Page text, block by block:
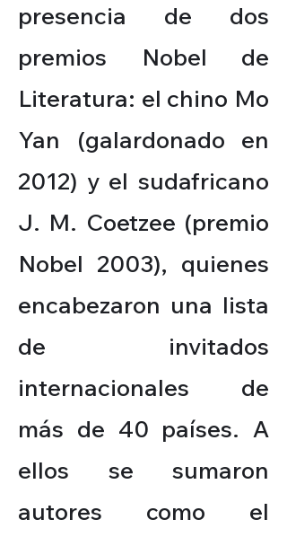
presencia de dos
premios Nobel de
Literatura: el chino Mo
Yan (galardonado en
2012) y el sudafricano
J. M. Coetzee (premio
Nobel 2003), quienes
encabezaron una lista
de invitados
internacionales de
más de 40 países. A
ellos se sumaron
autores como el